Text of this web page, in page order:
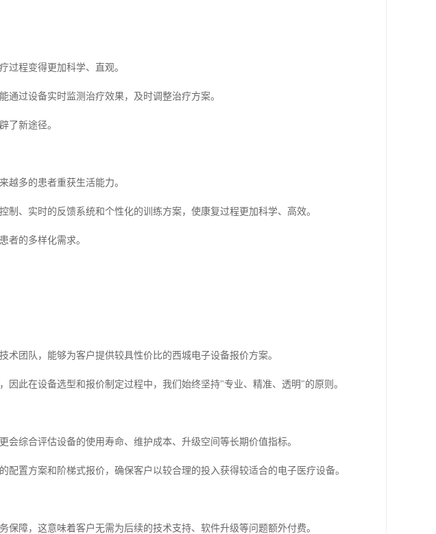
过程变得更加科学、直观。
过设备实时监测治疗效果，及时调整治疗方案。
了新途径。
越多的患者重获生活能力。
、实时的反馈系统和个性化的训练方案，使康复过程更加科学、高效。
者的多样化需求。
团队，能够为客户提供较具性价比的西城电子设备报价方案。
此在设备选型和报价制定过程中，我们始终坚持"专业、精准、透明"的原则。
综合评估设备的使用寿命、维护成本、升级空间等长期价值指标。
置方案和阶梯式报价，确保客户以较合理的投入获得较适合的电子医疗设备。
障，这意味着客户无需为后续的技术支持、软件升级等问题额外付费。